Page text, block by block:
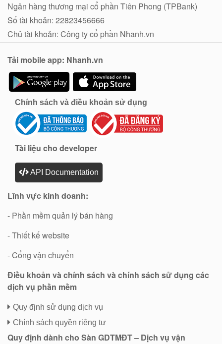
Ngân hàng thương mại cổ phần Tiên Phong (TPBank)
Số tài khoản: 22823456666
Chủ tài khoản: Công ty cổ phần Nhanh.vn
Tải mobile app: Nhanh.vn
Chính sách và điều khoản sử dụng
Tài liệu cho developer
API Documentation
Lĩnh vực kinh doanh:
- Phần mềm quản lý bán hàng
- Thiết kế website
- Cổng vận chuyển
Điều khoản và chính sách và chính sách sử dụng các
dịch vụ phần mềm
Quy định sử dụng dịch vụ
Chính sách quyền riêng tư
Quy định dành cho Sàn GDTMĐT – Dịch vụ vận